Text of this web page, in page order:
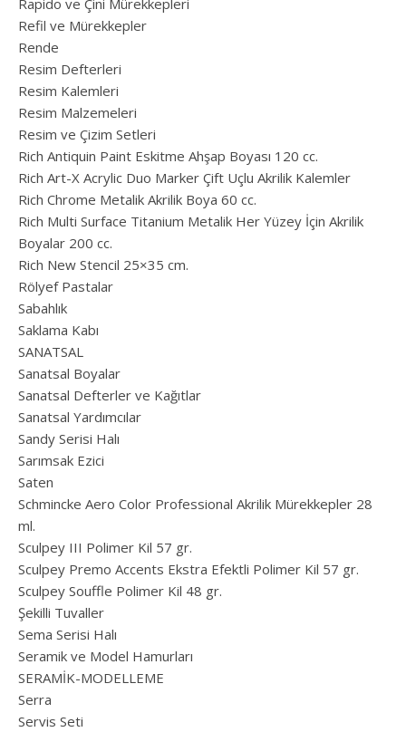
Rapido ve Çini Mürekkepleri
Refil ve Mürekkepler
Rende
Resim Defterleri
Resim Kalemleri
Resim Malzemeleri
Resim ve Çizim Setleri
Rich Antiquin Paint Eskitme Ahşap Boyası 120 cc.
Rich Art-X Acrylic Duo Marker Çift Uçlu Akrilik Kalemler
Rich Chrome Metalik Akrilik Boya 60 cc.
Rich Multi Surface Titanium Metalik Her Yüzey İçin Akrilik
Boyalar 200 cc.
Rich New Stencil 25×35 cm.
Rölyef Pastalar
Sabahlık
Saklama Kabı
SANATSAL
Sanatsal Boyalar
Sanatsal Defterler ve Kağıtlar
Sanatsal Yardımcılar
Sandy Serisi Halı
Sarımsak Ezici
Saten
Schmincke Aero Color Professional Akrilik Mürekkepler 28
ml.
Sculpey III Polimer Kil 57 gr.
Sculpey Premo Accents Ekstra Efektli Polimer Kil 57 gr.
Sculpey Souffle Polimer Kil 48 gr.
Şekilli Tuvaller
Sema Serisi Halı
Seramik ve Model Hamurları
SERAMİK-MODELLEME
Serra
Servis Seti